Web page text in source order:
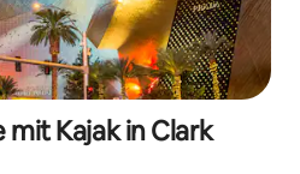
Kajak in Clark